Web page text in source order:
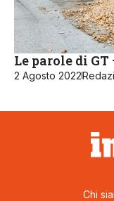
Le parole di GT
2 Agosto 2022
Chi